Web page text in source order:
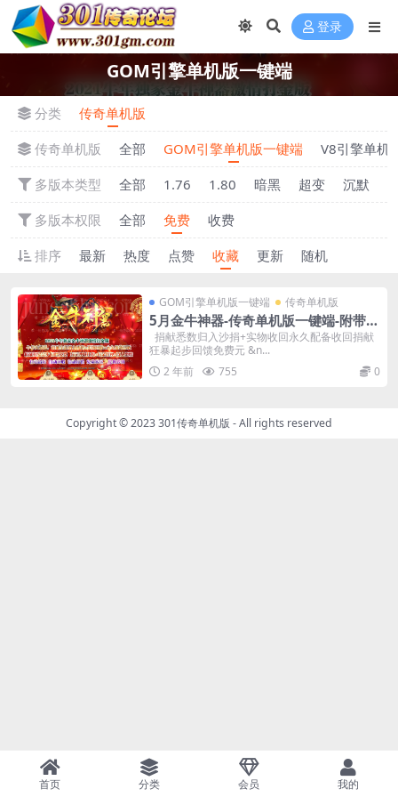
登录
GOM引擎单机版一键端
分类
传奇单机版
传奇单机版
全部 GOM引擎单机版一键端
V8引擎单机
多版本类型
全部 1.76 1.80 暗黑 超变 沉默
多版本权限
全部 免费
收费
排序
最新 热度 点赞 收藏 更新 随机
GOM引擎单机版一键端 传奇单机版
5月金牛神器-传奇单机版一键端-附带强
大GM后台-炫酷光柱-微端传奇！
捐献悉数归入沙捐+实物收回永久配备收回捐献
狂暴起步回馈免费元 &n...
2 年前
755 0
Copyright © 2023301传奇单机版 - All rights reserved
首页 分类 会员 我的